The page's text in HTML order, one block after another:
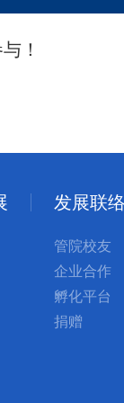
！
发展联
管院校友
企业合作
孵化平台
捐赠